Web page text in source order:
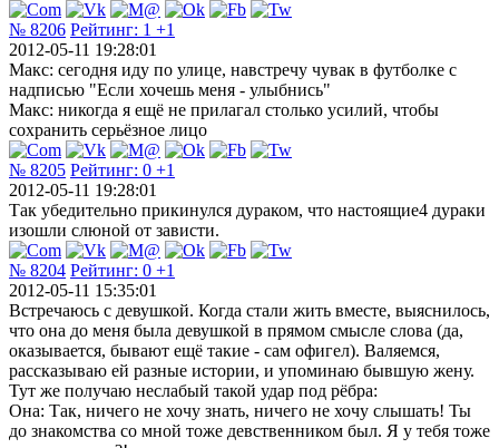
№ 8206 Рейтинг: 1 +1
2012-05-11 19:28:01
Макс: сегодня иду по улице, навстречу чувак в футболке с
надписью "Если хочешь меня - улыбнись"
Макс: никогда я ещё не прилагал столько усилий, чтобы
сохранить серьёзное лицо
№ 8205 Рейтинг: 0 +1
2012-05-11 19:28:01
Так убедительно прикинулся дураком, что настоящие4 дураки
изошли слюной от зависти.
№ 8204 Рейтинг: 0 +1
2012-05-11 15:35:01
Встречаюсь с девушкой. Когда стали жить вместе, выяснилось,
что она до меня была девушкой в прямом смысле слова (да,
оказывается, бывают ещё такие - сам офигел). Валяемся,
рассказываю ей разные истории, и упоминаю бывшую жену.
Тут же получаю неслабый такой удар под рёбра:
Она: Так, ничего не хочу знать, ничего не хочу слышать! Ты
до знакомства со мной тоже девственником был. Я у тебя тоже